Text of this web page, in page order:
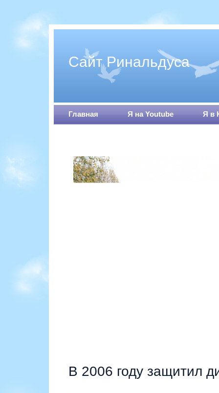
Сайт Ринальдуса
Главная Я на Youtube Я в
В 2006 году защитил